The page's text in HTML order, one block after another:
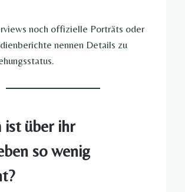
noch offizielle Porträts oder
nennen Details zu
ist über ihr
so wenig